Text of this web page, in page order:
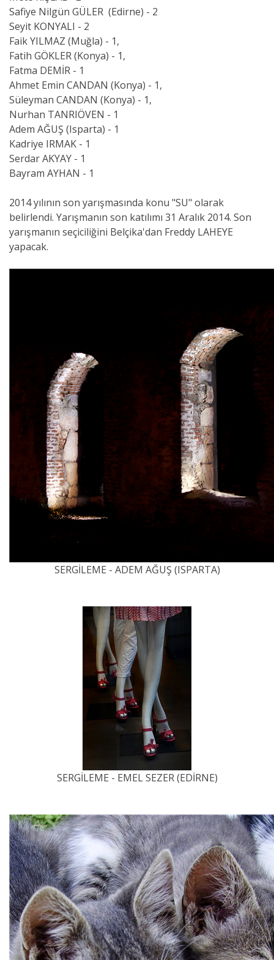
Safiye Nilgün GÜLER (Edirne) - 2
Seyit KONYALI - 2
Faik YILMAZ (Muğla) - 1,
Fatih GÖKLER (Konya) - 1,
Fatma DEMİR - 1
Ahmet Emin CANDAN (Konya) - 1,
Süleyman CANDAN (Konya) - 1,
Nurhan TANRIÖVEN - 1
Adem AĞUŞ (Isparta) - 1
Kadriye IRMAK - 1
Serdar AKYAY - 1
Bayram AYHAN - 1
2014 yılının son yarışmasında konu "SU" olarak
belirlendi. Yarışmanın son katılımı 31 Aralık 2014. Son
yarışmanın seçiciliğini Belçika'dan Freddy LAHEYE
yapacak.
SERGİLEME - ADEM AĞUŞ (ISPARTA)
SERGİLEME - EMEL SEZER (EDİRNE)